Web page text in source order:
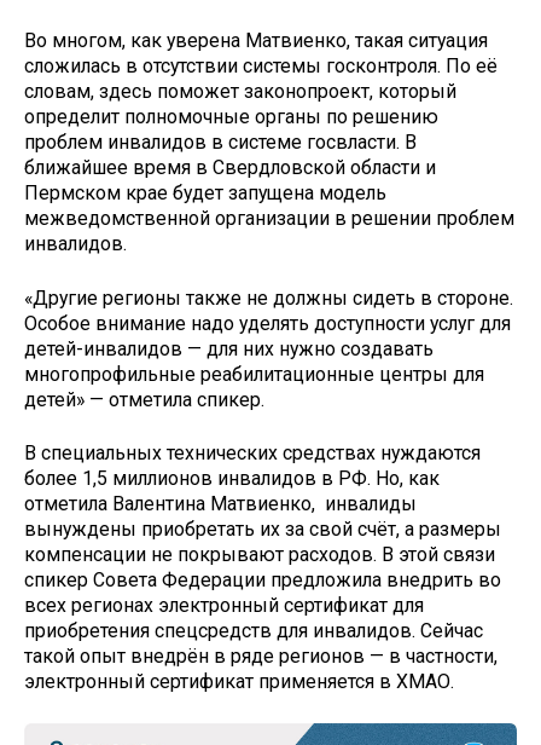
Во многом, как уверена Матвиенко, такая ситуация
сложилась в отсутствии системы госконтроля. По её
словам, здесь поможет законопроект, который
определит полномочные органы по решению
проблем инвалидов в системе госвласти. В
ближайшее время в Свердловской области и
Пермском крае будет запущена модель
межведомственной организации в решении проблем
инвалидов.
«Другие регионы также не должны сидеть в стороне.
Особое внимание надо уделять доступности услуг для
детей-инвалидов — для них нужно создавать
многопрофильные реабилитационные центры для
детей» — отметила спикер.
В специальных технических средствах нуждаются
более 1,5 миллионов инвалидов в РФ. Но, как
отметила Валентина Матвиенко, инвалиды
вынуждены приобретать их за свой счёт, а размеры
компенсации не покрывают расходов. В этой связи
спикер Совета Федерации предложила внедрить во
всех регионах электронный сертификат для
приобретения спецсредств для инвалидов. Сейчас
такой опыт внедрён в ряде регионов — в частности,
электронный сертификат применяется в ХМАО.